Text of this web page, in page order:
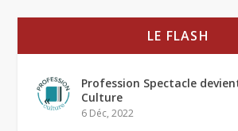
LE FLASH
Profession Spectacle
Culture
6 Déc, 2022